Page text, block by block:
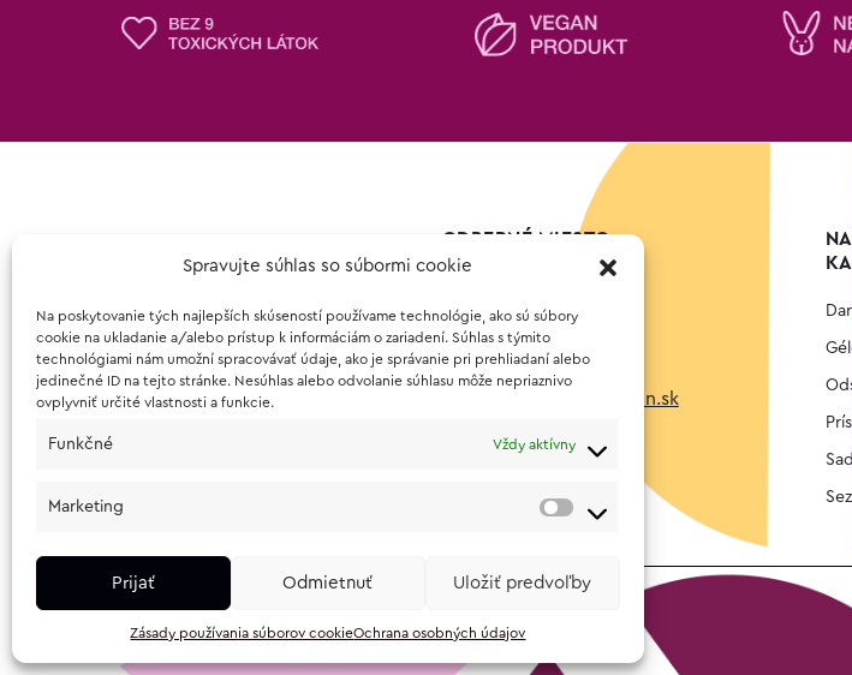
Spravujte súhlas so súbormi cookie
Na poskytovanie tých najlepších skúseností používame technológie, ako sú súbory
cookie na ukladanie a/alebo prístup k informáciám o zariadení. Súhlas s týmito
technológiami nám umožní spracovávať údaje, ako je správanie pri prehliadaní alebo
jedinečné ID na tejto stránke. Nesúhlas alebo odvolanie súhlasu môže nepriaznivo
ovplyvniť určité vlastnosti a funkcie.
Funkčné Vždy aktívny
Marketing
Prijať Odmietnuť Uložiť predvoľby
Zásady používania súborov cookieOchrana osobných údajov
ODBERNÉ MIESTO
Galvániho 6,
821 04, Bratislava
kontakt@leminimacaron.sk